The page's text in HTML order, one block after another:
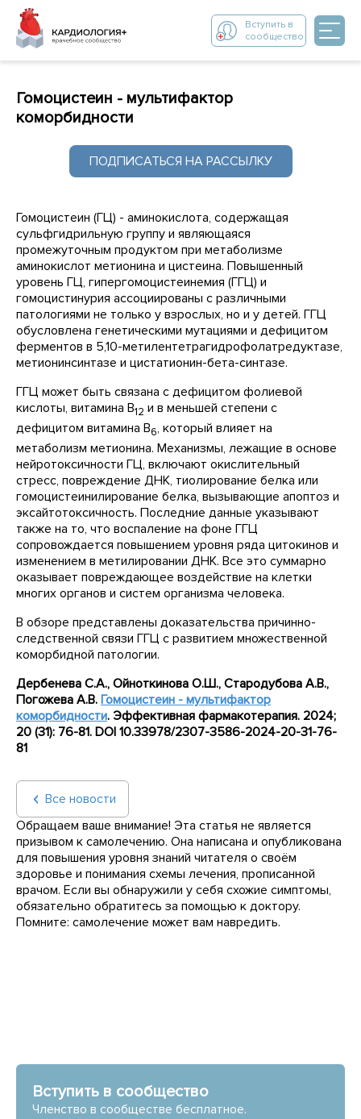
Вступить в
сообщество
Гомоцистеин - мультифактор
коморбидности
ПОДПИСАТЬСЯ НА РАССЫЛКУ
Гомоцистеин (ГЦ) - аминокислота, содержащая
сульфгидрильную группу и являющаяся
промежуточным продуктом при метаболизме
аминокислот метионина и цистеина. Повышенный
уровень ГЦ, гипергомоцистеинемия (ГГЦ) и
гомоцистинурия ассоциированы с различными
патологиями не только у взрослых, но и у детей. ГГЦ
обусловлена генетическими мутациями и дефицитом
ферментов в 5,10-метилентетрагидрофолатредуктазе,
метионинсинтазе и цистатионин-бета-синтазе.
ГГЦ может быть связана с дефицитом фолиевой
кислоты, витамина B12 и в меньшей степени с
дефицитом витамина B6, который влияет на
метаболизм метионина. Механизмы, лежащие в основе
нейротоксичности ГЦ, включают окислительный
стресс, повреждение ДНК, тиолирование белка или
гомоцистеинилирование белка, вызывающие апоптоз и
эксайтотоксичность. Последние данные указывают
также на то, что воспаление на фоне ГГЦ
сопровождается повышением уровня ряда цитокинов и
изменением в метилировании ДНК. Все это суммарно
оказывает повреждающее воздействие на клетки
многих органов и систем организма человека.
В обзоре представлены доказательства причинно-
следственной связи ГГЦ с развитием множественной
коморбидной патологии.
Дербенева С.А., Ойноткинова О.Ш., Стародубова А.В.,
Погожева А.В. Гомоцистеин - мультифактор
коморбидности. Эффективная фармакотерапия. 2024;
20 (31): 76-81. DOI 10.33978/2307-3586-2024-20-31-76-
81
Все новости
Обращаем ваше внимание! Эта статья не является
призывом к самолечению. Она написана и опубликована
для повышения уровня знаний читателя о своём
здоровье и понимания схемы лечения, прописанной
врачом. Если вы обнаружили у себя схожие симптомы,
обязательно обратитесь за помощью к доктору.
Помните: самолечение может вам навредить.
Вступить в сообщество
Членство в сообществе бесплатное.